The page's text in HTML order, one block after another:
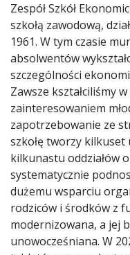
Zespół Szkół
szkołą zawodową,
1961. W tym czasie
absolwentów
szczególności
Zawsze kształciliśmy
zainteresowaniem
zapotrzebowanie ze
szkołę tworzy kilkuset
kilkunastu oddziałów
systematycznie
dużemu wsparciu
rodziców i środków z
modernizowana, a jej
unowocześniana. W